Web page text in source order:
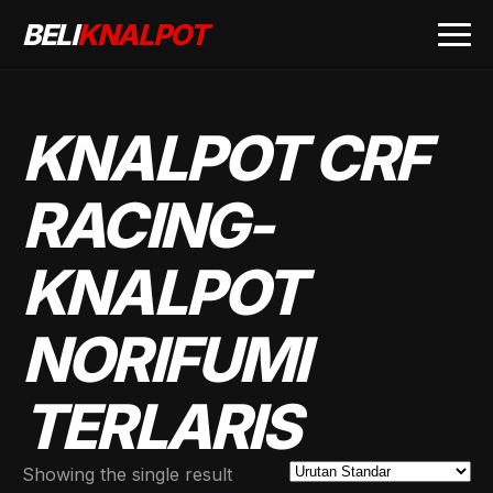
BELIKNALPOT
KNALPOT CRF
RACING-
KNALPOT
NORIFUMI
TERLARIS
Showing the single result